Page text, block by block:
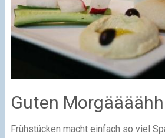
Guten
Frühstücken macht einfach so viel